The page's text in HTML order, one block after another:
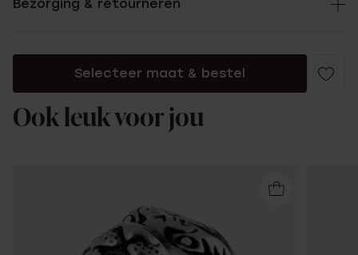
Bezorging & retourneren
Selecteer maat & bestel
Ook leuk voor jou